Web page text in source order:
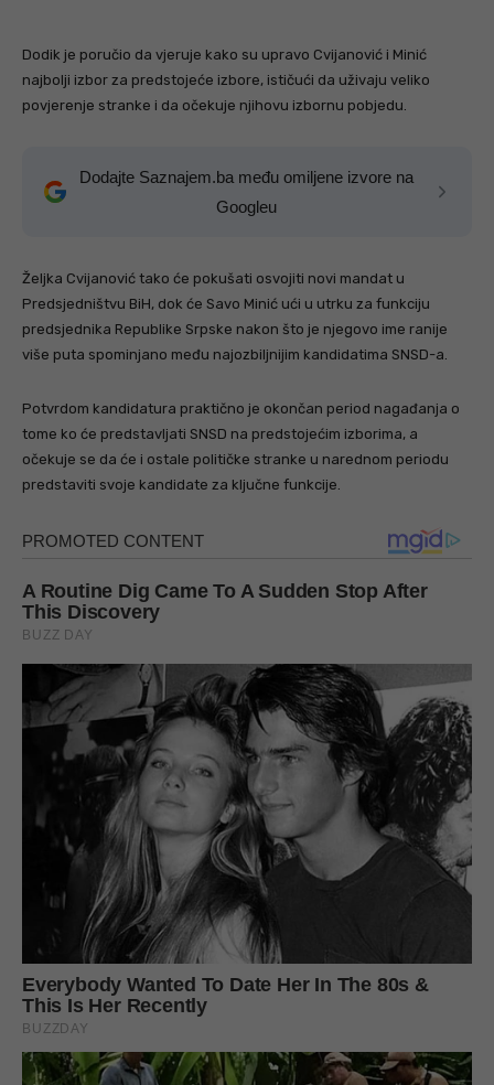
Dodik je poručio da vjeruje kako su upravo Cvijanović i Minić
najbolji izbor za predstojeće izbore, ističući da uživaju veliko
povjerenje stranke i da očekuje njihovu izbornu pobjedu.
Dodajte Saznajem.ba među omiljene izvore na
Googleu
Željka Cvijanović tako će pokušati osvojiti novi mandat u
Predsjedništvu BiH, dok će Savo Minić ući u utrku za funkciju
predsjednika Republike Srpske nakon što je njegovo ime ranije
više puta spominjano među najozbiljnijim kandidatima SNSD-a.
Potvrdom kandidatura praktično je okončan period nagađanja o
tome ko će predstavljati SNSD na predstojećim izborima, a
očekuje se da će i ostale političke stranke u narednom periodu
predstaviti svoje kandidate za ključne funkcije.